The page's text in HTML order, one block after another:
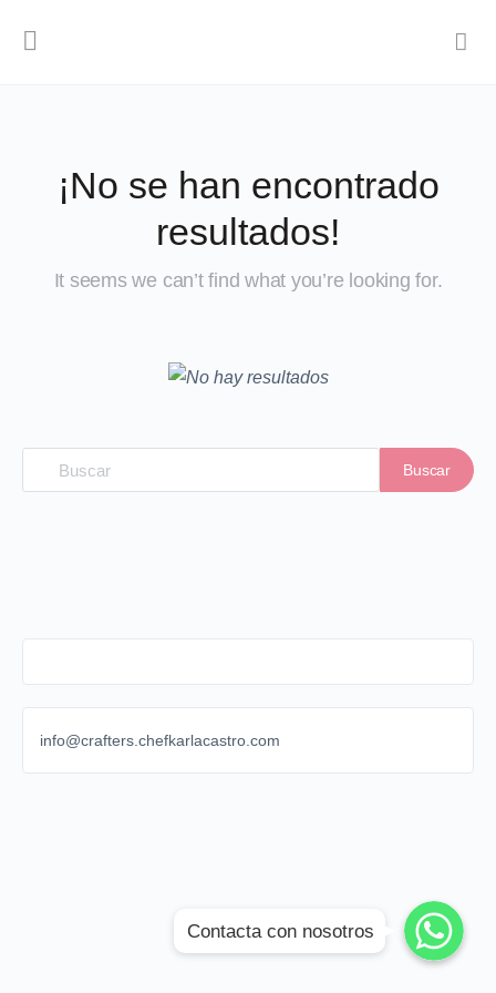
¡No se han encontrado
resultados!
It seems we can’t find what you’re looking for.
info@crafters.chefkarlacastro.com
WhatsApp
WhatsApp
WhatsApp
Contacta con nosotros